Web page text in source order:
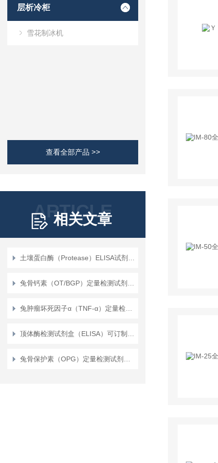
层析冷柜
雪花制冰机
查看全部产品 >>
ARTICLE
相关文章